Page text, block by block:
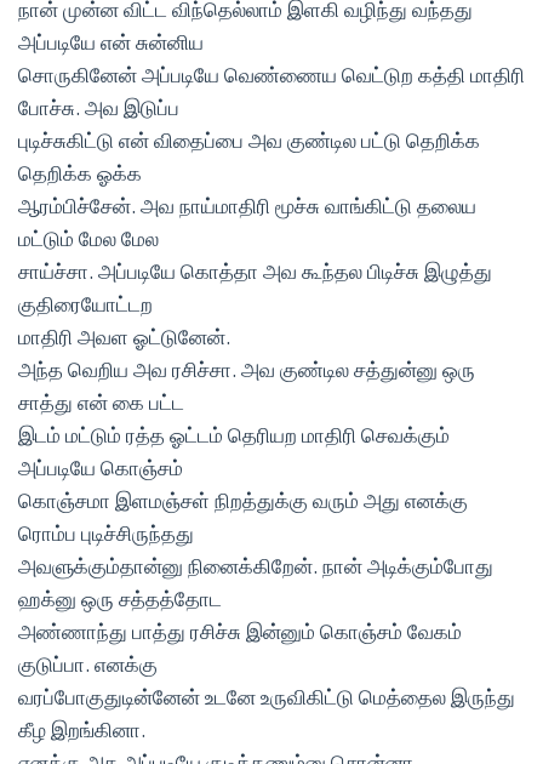
நான் முன்ன விட்ட விந்தெல்லாம் இளகி வழிந்து வந்தது
அப்படியே என் சுன்னிய
சொருகினேன் அப்படியே வெண்ணைய வெட்டுற கத்தி மாதிரி
போச்சு. அவ இடுப்ப
புடிச்சுகிட்டு என் விதைப்பை அவ குண்டில பட்டு தெறிக்க
தெறிக்க ஓக்க
ஆரம்பிச்சேன். அவ நாய்மாதிரி மூச்சு வாங்கிட்டு தலைய
மட்டும் மேல மேல
சாய்ச்சா. அப்படியே கொத்தா அவ கூந்தல பிடிச்சு இழுத்து
குதிரையோட்டற
மாதிரி அவள ஓட்டுனேன்.
அந்த வெறிய அவ ரசிச்சா. அவ குண்டில சத்துன்னு ஒரு
சாத்து என் கை பட்ட
இடம் மட்டும் ரத்த ஓட்டம் தெரியற மாதிரி செவக்கும்
அப்படியே கொஞ்சம்
கொஞ்சமா இளமஞ்சள் நிறத்துக்கு வரும் அது எனக்கு
ரொம்ப புடிச்சிருந்தது
அவளுக்கும்தான்னு நினைக்கிறேன். நான் அடிக்கும்போது
ஹக்னு ஒரு சத்தத்தோட
அண்ணாந்து பாத்து ரசிச்சு இன்னும் கொஞ்சம் வேகம்
குடுப்பா. எனக்கு
வரப்போகுதுடின்னேன் உடனே உருவிகிட்டு மெத்தைல இருந்து
கீழ இறங்கினா.